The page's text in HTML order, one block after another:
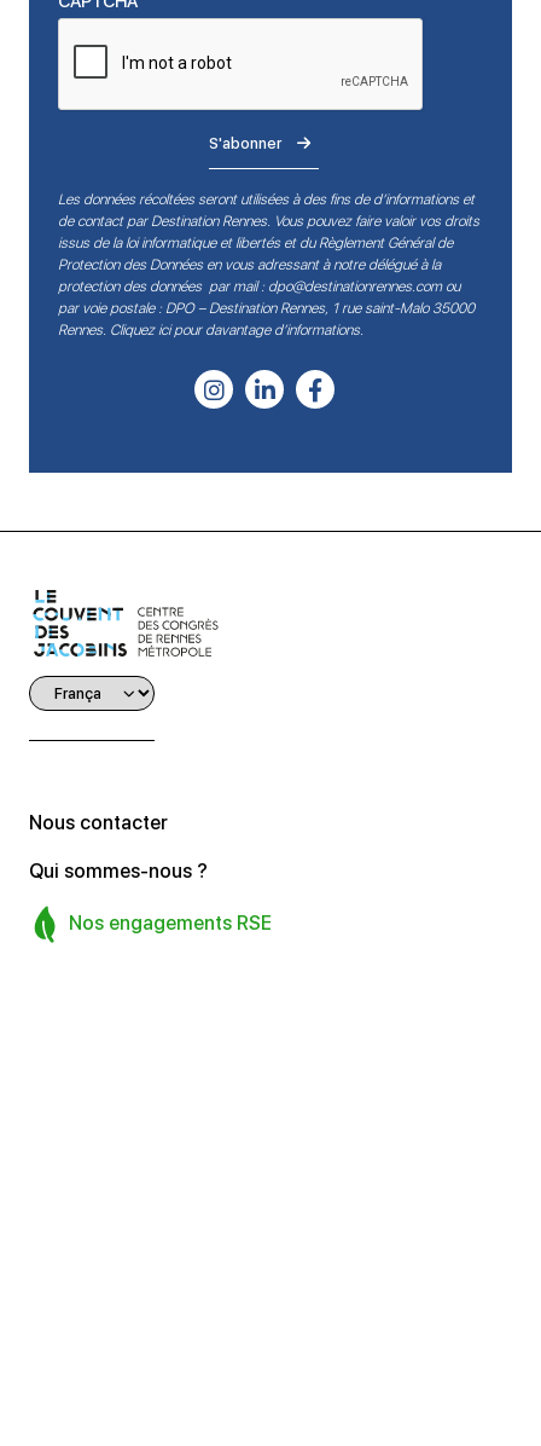
S'abonner
Les données récoltées seront utilisées à des fins de d’informations et
de contact par Destination Rennes. Vous pouvez faire valoir vos droits
issus de la loi informatique et libertés et du Règlement Général de
Protection des Données en vous adressant à notre délégué à la
protection des données par mail : dpo@destinationrennes.comou
par voie postale : DPO – Destination Rennes, 1 rue saint-Malo 35000
Rennes. Cliquez ici pour davantage d’informations.
Nous contacter
Qui sommes-nous ?
Nos engagements RSE